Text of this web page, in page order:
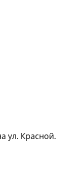
ул. Красной.